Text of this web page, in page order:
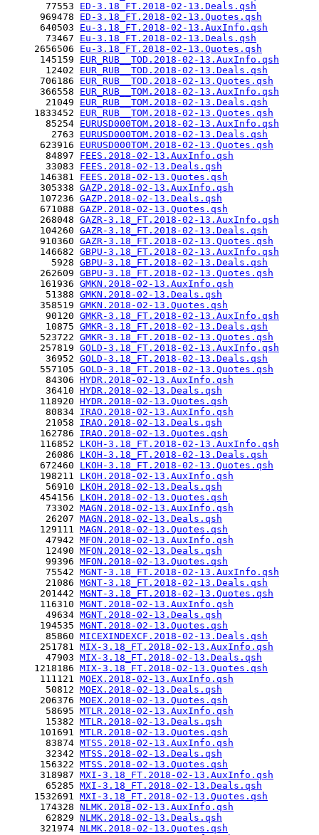
       77553
ED-3.18_FT.2018-02-13.Deals.qsh
      969478
ED-3.18_FT.2018-02-13.Quotes.qsh
      640503
Eu-3.18_FT.2018-02-13.AuxInfo.qsh
       73467
Eu-3.18_FT.2018-02-13.Deals.qsh
     2656506
Eu-3.18_FT.2018-02-13.Quotes.qsh
      145159
EUR_RUB__TOD.2018-02-13.AuxInfo.qsh
       12402
EUR_RUB__TOD.2018-02-13.Deals.qsh
      706186
EUR_RUB__TOD.2018-02-13.Quotes.qsh
      366558
EUR_RUB__TOM.2018-02-13.AuxInfo.qsh
       21049
EUR_RUB__TOM.2018-02-13.Deals.qsh
     1833452
EUR_RUB__TOM.2018-02-13.Quotes.qsh
       85254
EURUSD000TOM.2018-02-13.AuxInfo.qsh
        2763
EURUSD000TOM.2018-02-13.Deals.qsh
      623916
EURUSD000TOM.2018-02-13.Quotes.qsh
       84897
FEES.2018-02-13.AuxInfo.qsh
       33083
FEES.2018-02-13.Deals.qsh
      146381
FEES.2018-02-13.Quotes.qsh
      305338
GAZP.2018-02-13.AuxInfo.qsh
      107236
GAZP.2018-02-13.Deals.qsh
      671088
GAZP.2018-02-13.Quotes.qsh
      268048
GAZR-3.18_FT.2018-02-13.AuxInfo.qsh
      104260
GAZR-3.18_FT.2018-02-13.Deals.qsh
      910360
GAZR-3.18_FT.2018-02-13.Quotes.qsh
      146682
GBPU-3.18_FT.2018-02-13.AuxInfo.qsh
        5928
GBPU-3.18_FT.2018-02-13.Deals.qsh
      262609
GBPU-3.18_FT.2018-02-13.Quotes.qsh
      161936
GMKN.2018-02-13.AuxInfo.qsh
       51388
GMKN.2018-02-13.Deals.qsh
      358519
GMKN.2018-02-13.Quotes.qsh
       90120
GMKR-3.18_FT.2018-02-13.AuxInfo.qsh
       10875
GMKR-3.18_FT.2018-02-13.Deals.qsh
      523722
GMKR-3.18_FT.2018-02-13.Quotes.qsh
      257819
GOLD-3.18_FT.2018-02-13.AuxInfo.qsh
       36952
GOLD-3.18_FT.2018-02-13.Deals.qsh
      557105
GOLD-3.18_FT.2018-02-13.Quotes.qsh
       84306
HYDR.2018-02-13.AuxInfo.qsh
       36410
HYDR.2018-02-13.Deals.qsh
      118920
HYDR.2018-02-13.Quotes.qsh
       80834
IRAO.2018-02-13.AuxInfo.qsh
       21058
IRAO.2018-02-13.Deals.qsh
      162786
IRAO.2018-02-13.Quotes.qsh
      116852
LKOH-3.18_FT.2018-02-13.AuxInfo.qsh
       26086
LKOH-3.18_FT.2018-02-13.Deals.qsh
      672460
LKOH-3.18_FT.2018-02-13.Quotes.qsh
      198211
LKOH.2018-02-13.AuxInfo.qsh
       56910
LKOH.2018-02-13.Deals.qsh
      454156
LKOH.2018-02-13.Quotes.qsh
       73302
MAGN.2018-02-13.AuxInfo.qsh
       26207
MAGN.2018-02-13.Deals.qsh
      129111
MAGN.2018-02-13.Quotes.qsh
       47942
MFON.2018-02-13.AuxInfo.qsh
       12490
MFON.2018-02-13.Deals.qsh
       99396
MFON.2018-02-13.Quotes.qsh
       75542
MGNT-3.18_FT.2018-02-13.AuxInfo.qsh
       21086
MGNT-3.18_FT.2018-02-13.Deals.qsh
      201442
MGNT-3.18_FT.2018-02-13.Quotes.qsh
      116310
MGNT.2018-02-13.AuxInfo.qsh
       49634
MGNT.2018-02-13.Deals.qsh
      194535
MGNT.2018-02-13.Quotes.qsh
       85860
MICEXINDEXCF.2018-02-13.Deals.qsh
      251781
MIX-3.18_FT.2018-02-13.AuxInfo.qsh
       47903
MIX-3.18_FT.2018-02-13.Deals.qsh
     1218186
MIX-3.18_FT.2018-02-13.Quotes.qsh
      111121
MOEX.2018-02-13.AuxInfo.qsh
       50812
MOEX.2018-02-13.Deals.qsh
      206376
MOEX.2018-02-13.Quotes.qsh
       58695
MTLR.2018-02-13.AuxInfo.qsh
       15382
MTLR.2018-02-13.Deals.qsh
      101691
MTLR.2018-02-13.Quotes.qsh
       83874
MTSS.2018-02-13.AuxInfo.qsh
       32342
MTSS.2018-02-13.Deals.qsh
      156322
MTSS.2018-02-13.Quotes.qsh
      318987
MXI-3.18_FT.2018-02-13.AuxInfo.qsh
       65285
MXI-3.18_FT.2018-02-13.Deals.qsh
     1532691
MXI-3.18_FT.2018-02-13.Quotes.qsh
      174328
NLMK.2018-02-13.AuxInfo.qsh
       62829
NLMK.2018-02-13.Deals.qsh
      321974
NLMK.2018-02-13.Quotes.qsh